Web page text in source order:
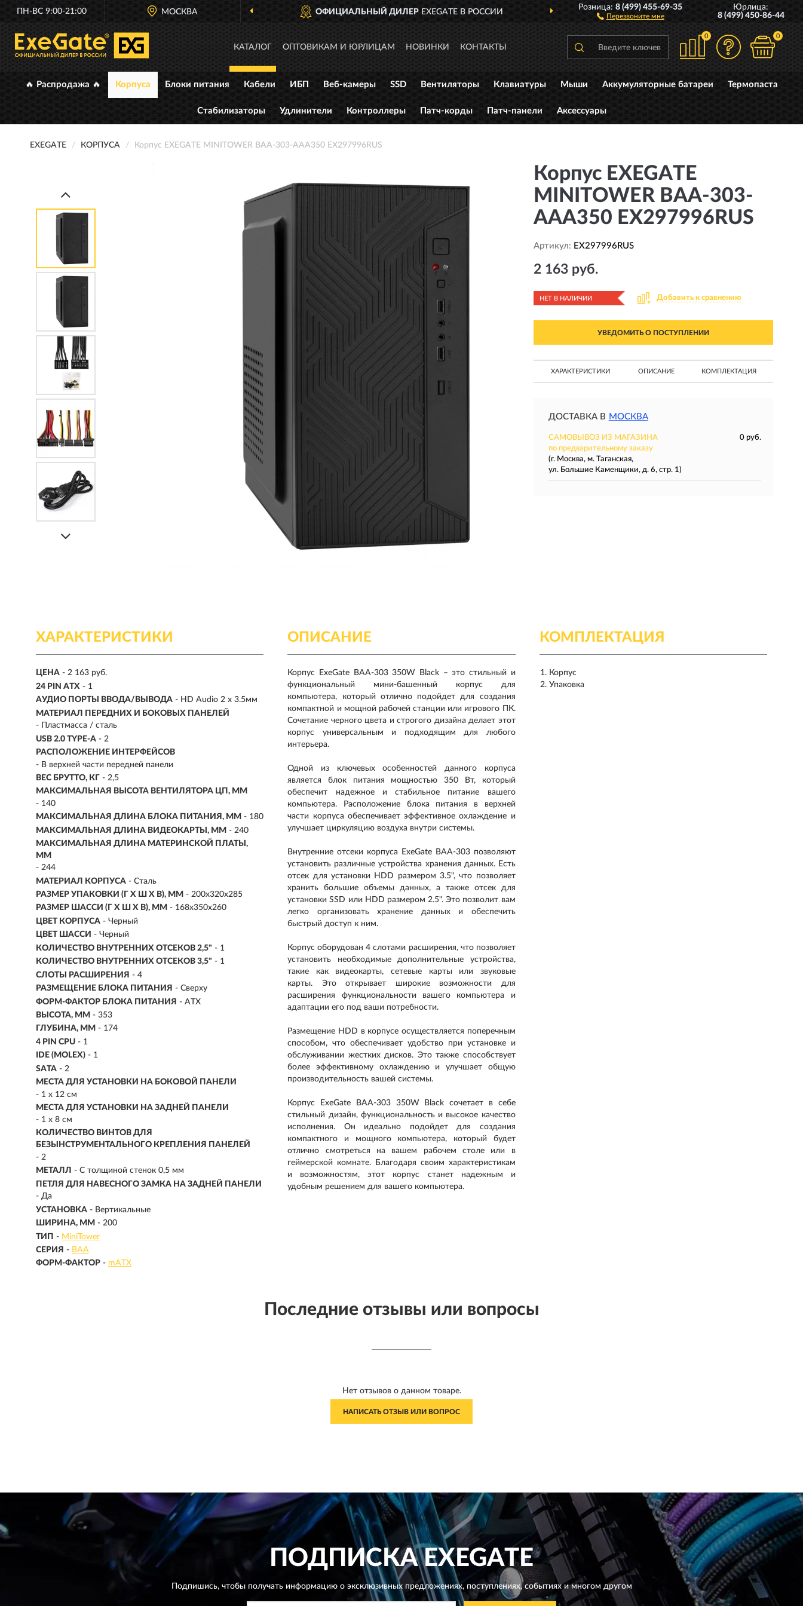
ПН-ВС 9:00-21:00 МОСКВА ОФИЦИАЛЬНЫЙ ДИЛЕРEXEGATE В РОССИИ ДОСТАВИМ ПО ВСЕЙ РОССИИ
Розница:8 (499) 455-69-35
Перезвоните мне
Юрлица:
8 (499) 450-86-44
КАТАЛОГ ОПТОВИКАМ И ЮРЛИЦАМ НОВИНКИ КОНТАКТЫ
0 0
🔥 Распродажа 🔥 Корпуса Блоки питания Кабели ИБП Веб-камеры SSD Вентиляторы Клавиатуры Мыши Аккумуляторные батареи Термопаста
Стабилизаторы Удлинители Контроллеры Патч-корды Патч-панели Аксессуары
EXEGATE КОРПУСА Корпус EXEGATE MINITOWER BAA-303-AAA350 EX297996RUS
Корпус EXEGATE
MINITOWER BAA-303-
AAA350 EX297996RUS
Артикул: EX297996RUS
2 163 руб.
НЕТ В НАЛИЧИИ Добавить к сравнению
УВЕДОМИТЬ О ПОСТУПЛЕНИИ
ХАРАКТЕРИСТИКИ ОПИСАНИЕ КОМПЛЕКТАЦИЯ
ДОСТАВКА В МОСКВА
САМОВЫВОЗ ИЗ МАГАЗИНА
0 руб.
по предварительному заказу
(г. Москва, м. Таганская,
ул. Большие Каменщики, д. 6, стр. 1)
ХАРАКТЕРИСТИКИ
ЦЕНА - 2 163 руб.
24 PIN ATX - 1
АУДИО ПОРТЫ ВВОДА/ВЫВОДА - HD Audio 2 x 3.5мм
МАТЕРИАЛ ПЕРЕДНИХ И БОКОВЫХ ПАНЕЛЕЙ
- Пластмасса / сталь
USB 2.0 TYPE-A - 2
РАСПОЛОЖЕНИЕ ИНТЕРФЕЙСОВ
- В верхней части передней панели
ВЕС БРУТТО, КГ - 2,5
МАКСИМАЛЬНАЯ ВЫСОТА ВЕНТИЛЯТОРА ЦП, ММ
- 140
МАКСИМАЛЬНАЯ ДЛИНА БЛОКА ПИТАНИЯ, ММ - 180
МАКСИМАЛЬНАЯ ДЛИНА ВИДЕОКАРТЫ, ММ - 240
МАКСИМАЛЬНАЯ ДЛИНА МАТЕРИНСКОЙ ПЛАТЫ,
ММ
- 244
МАТЕРИАЛ КОРПУСА - Сталь
РАЗМЕР УПАКОВКИ (Г X Ш X B), ММ - 200x320x285
РАЗМЕР ШАССИ (Г X Ш X В), ММ - 168x350x260
ЦВЕТ КОРПУСА - Черный
ЦВЕТ ШАССИ - Черный
КОЛИЧЕСТВО ВНУТРЕННИХ ОТСЕКОВ 2,5" - 1
КОЛИЧЕСТВО ВНУТРЕННИХ ОТСЕКОВ 3,5" - 1
СЛОТЫ РАСШИРЕНИЯ - 4
РАЗМЕЩЕНИЕ БЛОКА ПИТАНИЯ - Сверху
ФОРМ-ФАКТОР БЛОКА ПИТАНИЯ - ATX
ВЫСОТА, ММ - 353
ГЛУБИНА, ММ - 174
4 PIN CPU - 1
IDE (MOLEX) - 1
SATA - 2
МЕСТА ДЛЯ УСТАНОВКИ НА БОКОВОЙ ПАНЕЛИ
- 1 x 12 см
МЕСТА ДЛЯ УСТАНОВКИ НА ЗАДНЕЙ ПАНЕЛИ
- 1 x 8 см
КОЛИЧЕСТВО ВИНТОВ ДЛЯ
БЕЗЫНСТРУМЕНТАЛЬНОГО КРЕПЛЕНИЯ ПАНЕЛЕЙ
- 2
МЕТАЛЛ - С толщиной стенок 0,5 мм
ПЕТЛЯ ДЛЯ НАВЕСНОГО ЗАМКА НА ЗАДНЕЙ ПАНЕЛИ
- Да
УСТАНОВКА - Вертикальные
ШИРИНА, ММ - 200
ТИП - MiniTower
СЕРИЯ - BAA
ФОРМ-ФАКТОР - mATX
КОМПЛЕКТАЦИЯ
Корпус
Упаковка
ОПИСАНИЕ
Корпус ExeGate BAA-303 350W Black – это стильный и
функциональный мини-башенный корпус для
компьютера, который отлично подойдет для создания
компактной и мощной рабочей станции или игрового ПК.
Сочетание черного цвета и строгого дизайна делает этот
корпус универсальным и подходящим для любого
интерьера.
Одной из ключевых особенностей данного корпуса
является блок питания мощностью 350 Вт, который
обеспечит надежное и стабильное питание вашего
компьютера. Расположение блока питания в верхней
части корпуса обеспечивает эффективное охлаждение и
улучшает циркуляцию воздуха внутри системы.
Внутренние отсеки корпуса ExeGate BAA-303 позволяют
установить различные устройства хранения данных. Есть
отсек для установки HDD размером 3.5", что позволяет
хранить большие объемы данных, а также отсек для
установки SSD или HDD размером 2.5". Это позволит вам
легко организовать хранение данных и обеспечить
быстрый доступ к ним.
Корпус оборудован 4 слотами расширения, что позволяет
установить необходимые дополнительные устройства,
такие как видеокарты, сетевые карты или звуковые
карты. Это открывает широкие возможности для
расширения функциональности вашего компьютера и
адаптации его под ваши потребности.
Размещение HDD в корпусе осуществляется поперечным
способом, что обеспечивает удобство при установке и
обслуживании жестких дисков. Это также способствует
более эффективному охлаждению и улучшает общую
производительность вашей системы.
Корпус ExeGate BAA-303 350W Black сочетает в себе
стильный дизайн, функциональность и высокое качество
исполнения. Он идеально подойдет для создания
компактного и мощного компьютера, который будет
отлично смотреться на вашем рабочем столе или в
геймерской комнате. Благодаря своим характеристикам
и возможностям, этот корпус станет надежным и
удобным решением для вашего компьютера.
Последние отзывы или вопросы
Нет отзывов о данном товаре.
НАПИСАТЬ ОТЗЫВ ИЛИ ВОПРОС
ПОДПИСКАEXEGATE
Подпишись, чтобы получать информацию о эксклюзивных предложениях,поступлениях, событиях и многом другом